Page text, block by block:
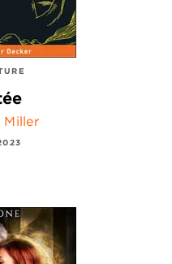
Miller